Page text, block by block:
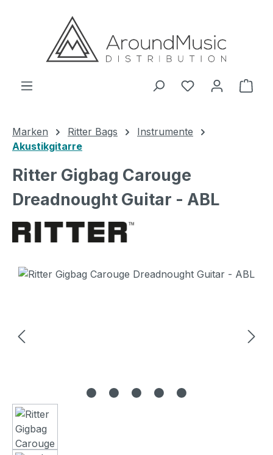
Zum Hauptinhalt springen
Marken Ritter Bags
Instrumente
Akustikgitarre
Ritter Gigbag Carouge
Dreadnought Guitar - ABL
Bildergalerie überspringen